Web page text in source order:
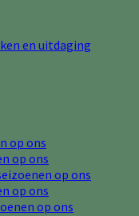
en uitdaging
op ons
op ons
op ons
op ons
op ons